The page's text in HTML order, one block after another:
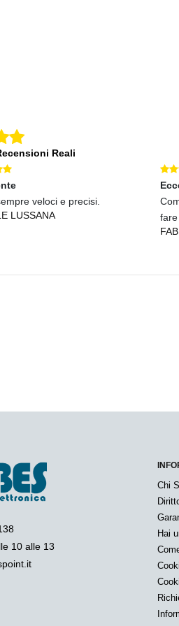
Reali
veloci e precisi.
LUSSANA
fare
10 alle 13
Chi
Hai